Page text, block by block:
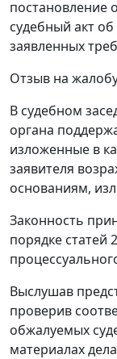
постановление
судебный акт
заявленных
Отзыв на
В судебном
органа
изложенные в
заявителя
основаниям,
Законность
порядке статей
Выслушав
проверив
обжалуемых
материалах